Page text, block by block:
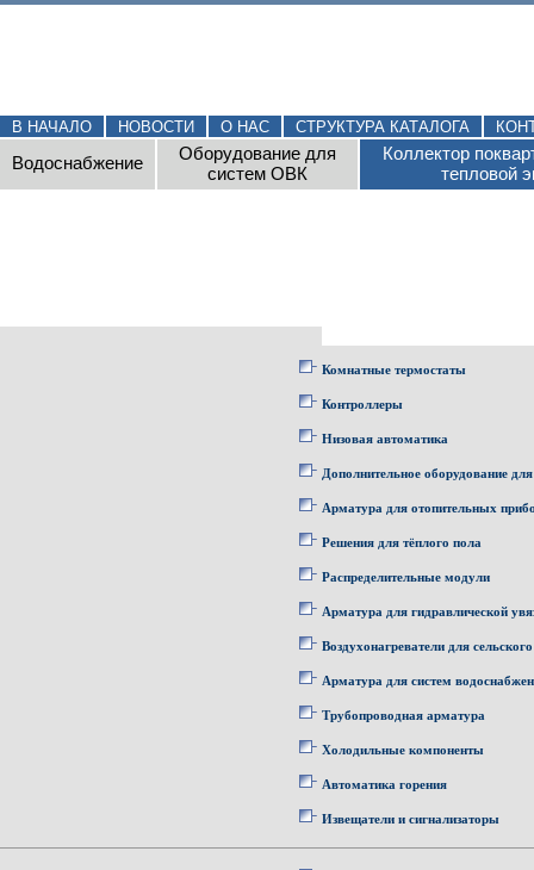
В НАЧАЛО НОВОСТИ О НАС СТРУКТУРА КАТАЛОГА
Водоснабжение
Оборудование для
систем ОВК
Коллектор
тепловой
Комнатные термостаты
Контроллеры
Низовая автоматика
Дополнительное оборудование
Арматура для отопительных
Решения для тёплого пола
Распределительные модули
Арматура для гидравлической
Воздухонагреватели для
Арматура для систем
Трубопроводная арматура
Холодильные компоненты
Автоматика горения
Извещатели и сигнализаторы